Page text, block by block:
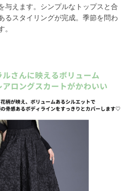
与えます。シンプルなトップスと合
るスタイリングが完成。季節を問わ
。